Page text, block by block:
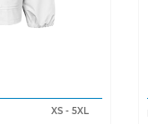
XS - 5XL